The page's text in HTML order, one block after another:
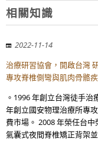
相關知識
2022-11-14
治療研習協會，開啟台灣
專攻脊椎側彎與肌肉骨骼
。1996 年創立台灣徒手
年創立國安物理治療所專
費市場。 2008 年榮任台
氣囊式夜間脊椎矯正背架